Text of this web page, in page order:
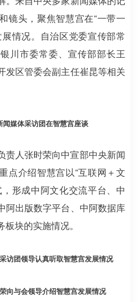
镜头，聚焦智慧宫在“一带一
情况。自治区党委宣传部常
川市委常委、宣传部部长王
发区管委会副主任崔昆等相关
闻媒体采访团在智慧宫座谈
人张时荣向中宣部中央新闻
点介绍智慧宫以“互联网＋文
形成中阿文化交流平台、中
阿出版数字平台、中阿数据库
块的实施情况。
访团领导认真听取智慧宫发展情况
向与会领导介绍智慧宫发展情况